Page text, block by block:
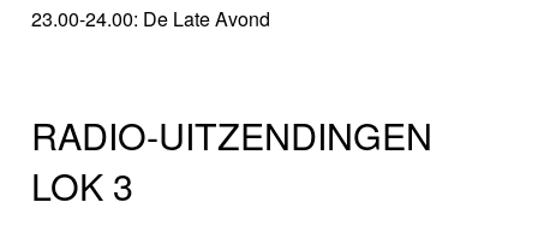
23.00-24.00: De Late Avond
RADIO-UITZENDINGEN
LOK 3